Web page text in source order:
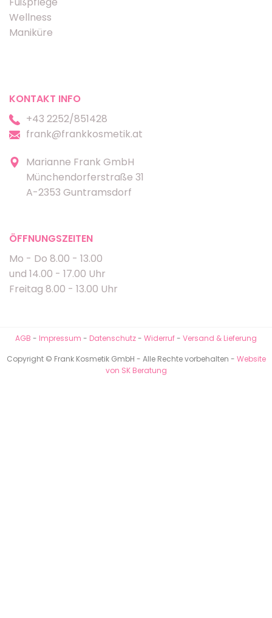
Wellness
Maniküre
KONTAKT INFO
+43 2252/851428
frank@frankkosmetik.at
Marianne Frank GmbH
Münchendorferstraße 31
A-2353 Guntramsdorf
ÖFFNUNGSZEITEN
Mo - Do 8.00 - 13.00
und 14.00 - 17.00 Uhr
Freitag 8.00 - 13.00 Uhr
AGB - Impressum - Datenschutz- Widerruf- Versand & Lieferung
Copyright © Frank Kosmetik GmbH - Alle Rechte vorbehalten - Website
von SK Beratung